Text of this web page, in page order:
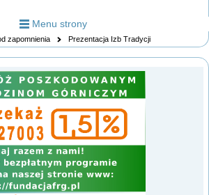
Menu strony
zapomnienia Prezentacja Izb Tradycji